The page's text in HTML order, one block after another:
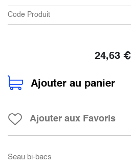
Code Produit
24,63 €
Ajouter au panier
Ajouter aux Favoris
Seau bi-bacs